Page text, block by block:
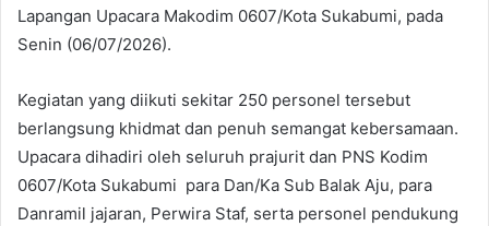
Lapangan Upacara Makodim 0607/Kota Sukabumi, pada
Senin (06/07/2026).
Kegiatan yang diikuti sekitar 250 personel tersebut
berlangsung khidmat dan penuh semangat kebersamaan.
Upacara dihadiri oleh seluruh prajurit dan PNS Kodim
0607/Kota Sukabumi para Dan/Ka Sub Balak Aju, para
Danramil jajaran, Perwira Staf, serta personel pendukung